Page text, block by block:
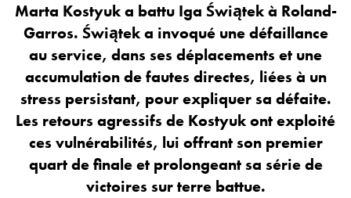
Marta Kostyuk a battu Iga Świątek à Roland-
Garros. Świątek a invoqué une défaillance
au service, dans ses déplacements et une
accumulation de fautes directes, liées à un
stress persistant, pour expliquer sa défaite.
Les retours agressifs de Kostyuk ont exploité
ces vulnérabilités, lui offrant son premier
quart de finale et prolongeant sa série de
victoires sur terre battue.